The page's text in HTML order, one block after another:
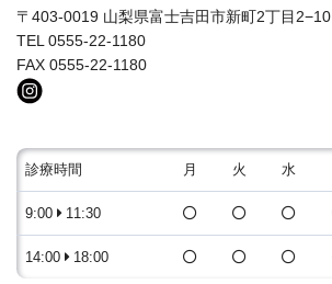
〒403-0019 山梨県富士吉田市新町2丁目2−10
TEL 0555-22-1180
FAX 0555-22-1180
診療時間 月 火 水
9:00 11:30
14:00 18:00